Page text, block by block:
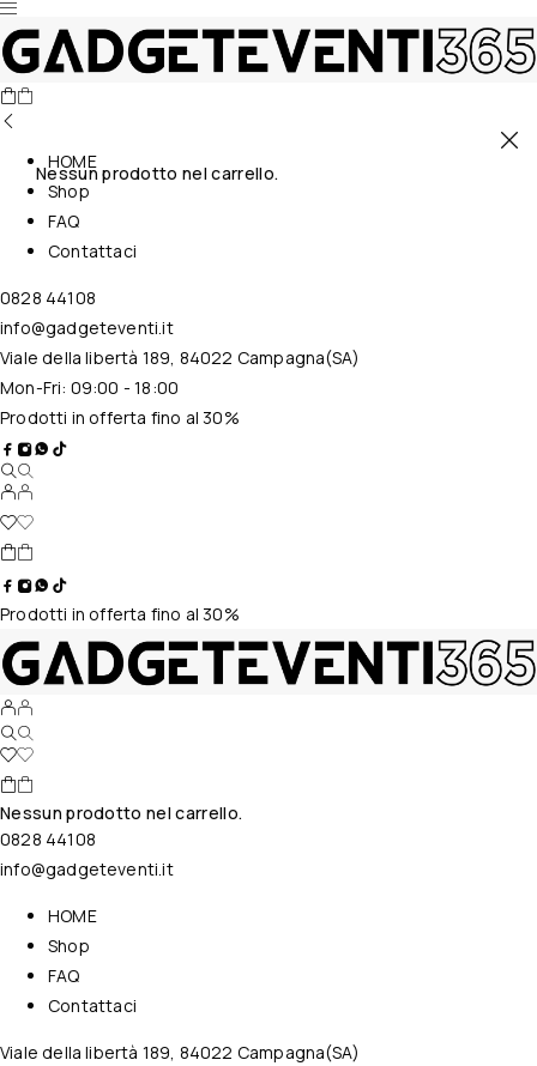
Nessun prodotto nel carrello.
HOME
Shop
FAQ
Contattaci
0828 44108
info@gadgeteventi.it
Viale della libertà 189, 84022 Campagna(SA)
Mon-Fri: 09:00 - 18:00
Prodotti in offerta fino al 30%
Prodotti in offerta fino al 30%
Nessun prodotto nel carrello.
0828 44108
info@gadgeteventi.it
HOME
Shop
FAQ
Contattaci
Viale della libertà 189, 84022 Campagna(SA)